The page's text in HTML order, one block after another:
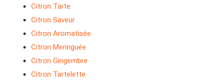
Citron Tarte
Citron Saveur
Citron Aromatisée
Citron Meringuée
Citron Gingembre
Citron Tartelette